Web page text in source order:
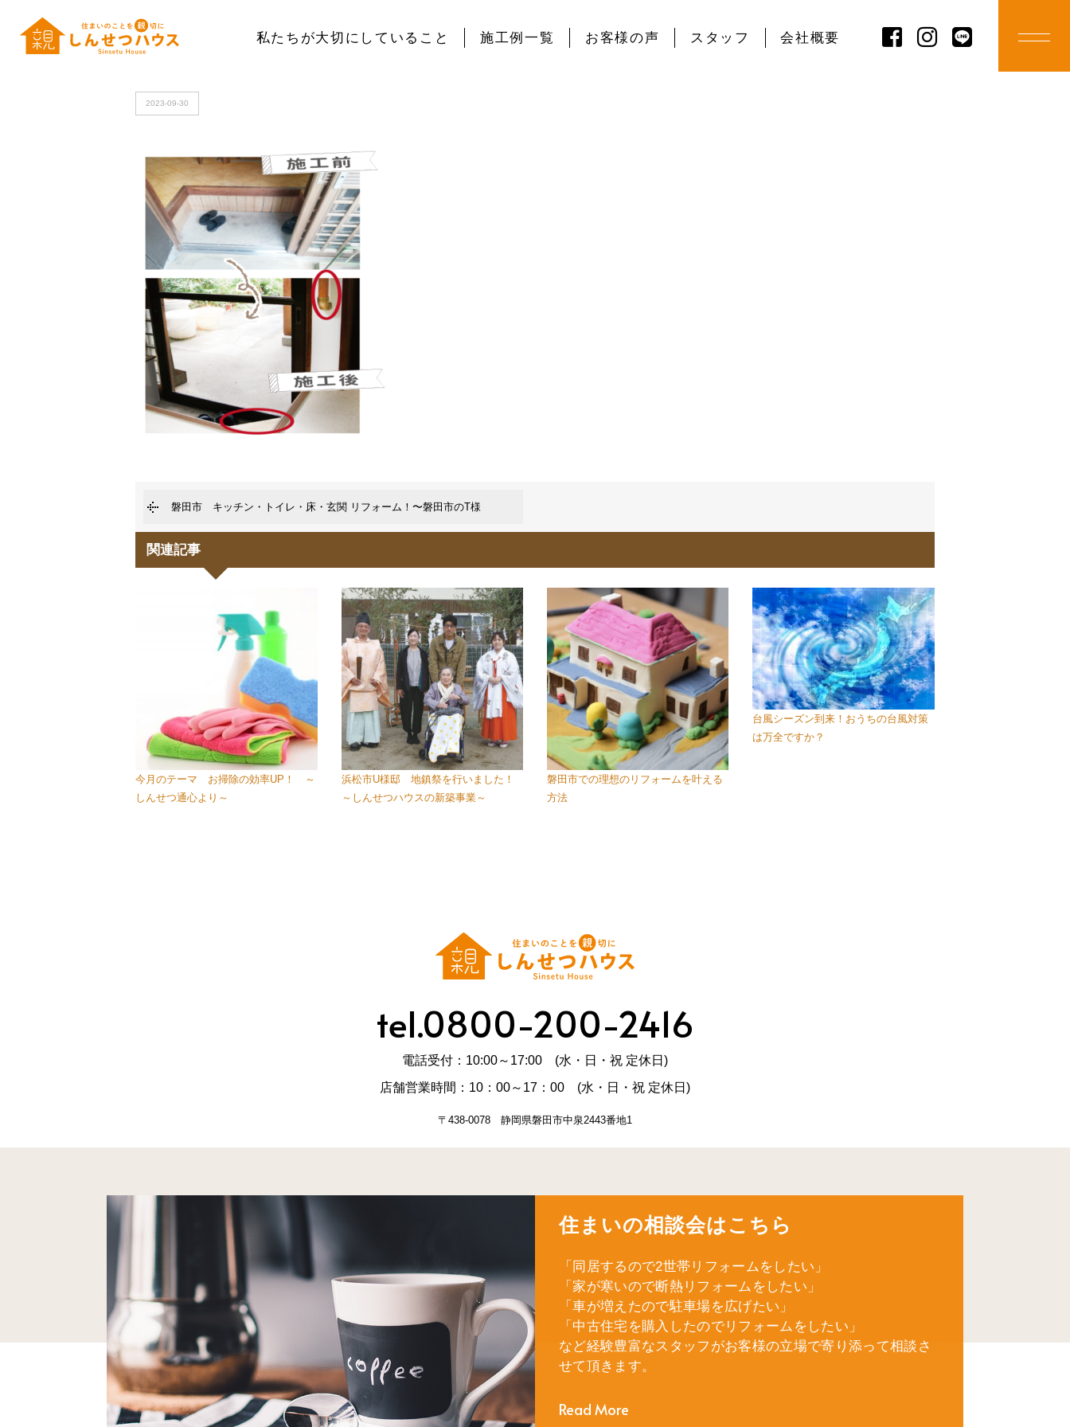
私たちが大切にしていること 施工例一覧 お客様の声 スタッフ 会社概要
HOME >terada1
2023-09-30
磐田市 キッチン・トイレ・床・玄関 リフォーム！〜磐田市のT様
関連記事
今月のテーマ お掃除の効率UP！ ～
しんせつ通心より～
浜松市U様邸 地鎮祭を行いました！
～しんせつハウスの新築事業～
磐田市での理想のリフォームを叶える
方法
台風シーズン到来！おうちの台風対策
は万全ですか？
tel.0800-200-2416
電話受付：10:00～17:00 (水・日・祝 定休日)
店舗営業時間：10：00～17：00 (水・日・祝 定休日)
〒438-0078 静岡県磐田市中泉2443番地1
住まいの相談会はこちら
「同居するので2世帯リフォームをしたい」
「家が寒いので断熱リフォームをしたい」
「車が増えたので駐車場を広げたい」
「中古住宅を購入したのでリフォームをしたい」
など経験豊富なスタッフがお客様の立場で寄り添って相談さ
せて頂きます。
Read More